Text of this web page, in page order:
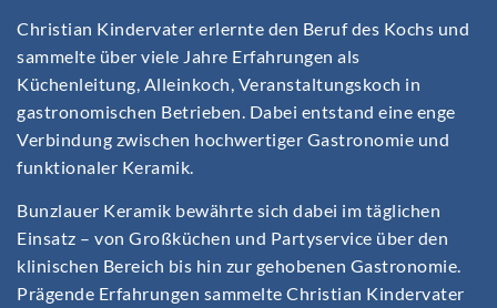
Christian Kindervater erlernte den Beruf des Kochs und
sammelte über viele Jahre Erfahrungen als
Küchenleitung, Alleinkoch, Veranstaltungskoch in
gastronomischen Betrieben. Dabei entstand eine enge
Verbindung zwischen hochwertiger Gastronomie und
funktionaler Keramik.
Bunzlauer Keramik bewährte sich dabei im täglichen
Einsatz – von Großküchen und Partyservice über den
klinischen Bereich bis hin zur gehobenen Gastronomie.
Prägende Erfahrungen sammelte Christian Kindervater